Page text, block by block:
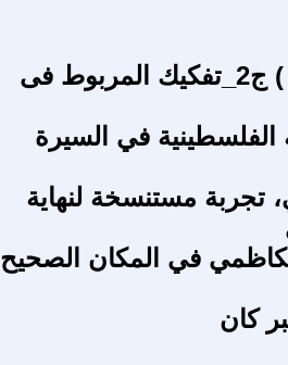
ح 26) الراعى والنساء ) ج2_تفكيك المربوط فى
الفلسطينية في السيرة
تجربة مستنسخة لنهاية
في المكان الصحيح
كان